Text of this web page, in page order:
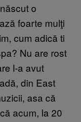
o
foarte mulţi
cum adică ti
Nu are rost
l-a avut
din East
asa că
acum, la 20